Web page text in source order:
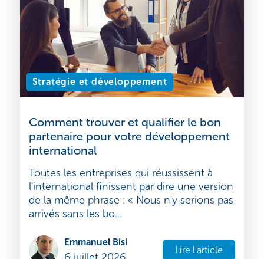
Stratégie et développement
Comment trouver et qualifier le bon
partenaire pour votre développement
international
Toutes les entreprises qui réussissent à
l'international finissent par dire une version